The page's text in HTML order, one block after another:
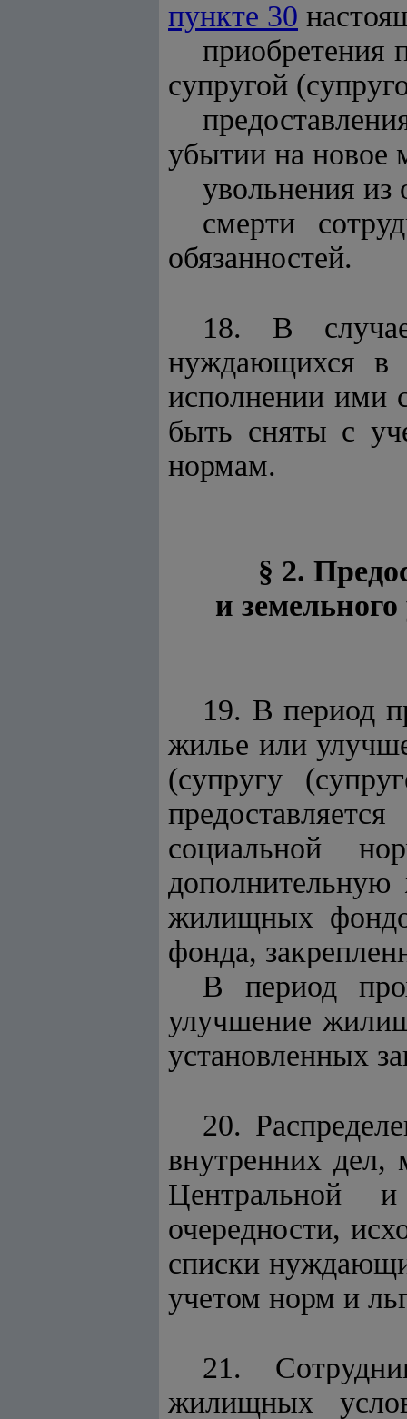
пункте 30
приобретения
супругой
убытии на новое
увольнения из
смерти
обязанностей.
18. В
нуждающихся в
исполнении ими
быть сняты с
нормам.
§ 2.
и
19. В период
жилье или
(супругу
социальной
жилищных
фонда,
В период
улучшение
установленных
20.
внутренних дел,
Центральной
очередности,
списки
учетом норм и
21.
жилищных